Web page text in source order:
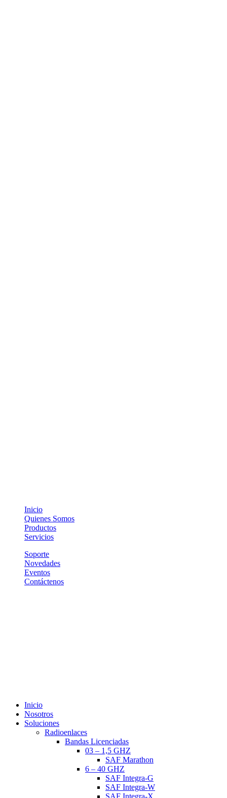
Inicio
Quienes Somos
Productos
Servicios
Soporte
Novedades
Eventos
Contáctenos
Close
Menu
Inicio
Nosotros
Soluciones
Radioenlaces
Bandas Licenciadas
03 – 1,5 GHZ
SAF Marathon
6 – 40 GHZ
SAF Integra-G
SAF Integra-W